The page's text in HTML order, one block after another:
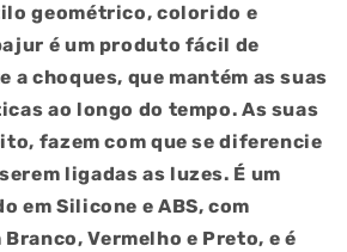
geométrico, colorido e
é um produto fácil de
a choques, que mantém as suas
ao longo do tempo. As suas
fazem com que se diferencie
ligadas as luzes. É um
em Silicone e ABS, com
Vermelho e Preto, e é